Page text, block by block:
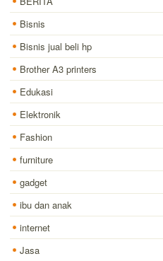
Bisnis
Bisnis jual beli hp
Brother A3 printers
Edukasi
Elektronik
Fashion
furniture
gadget
ibu dan anak
internet
Jasa